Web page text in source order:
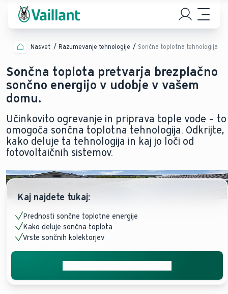
Nasvet Razumevanje tehnologije Sončna toplotna tehnologija
Sončna toplota pretvarja brezplačno
sončno energijo v udobje v vašem
domu.
Učinkovito ogrevanje in priprava tople vode – to
omogoča sončna toplotna tehnologija. Odkrijte,
kako deluje ta tehnologija in kaj jo loči od
fotovoltaičnih sistemov.
Kaj najdete tukaj:
Prednosti sončne toplotne energije
Kako deluje sončna toplota
Vrste sončnih kolektorjev